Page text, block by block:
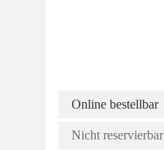
Online bestellbar
Nicht reservierbar